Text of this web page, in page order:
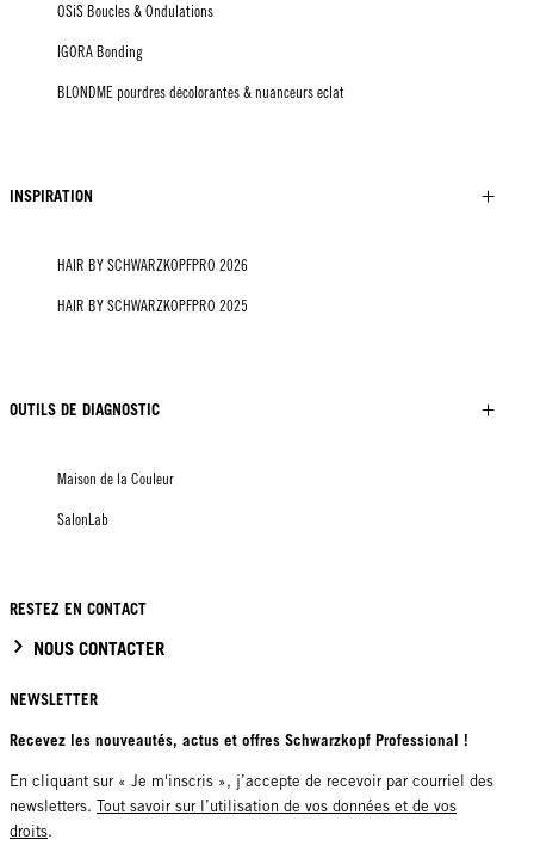
OSiS Boucles & Ondulations
IGORA Bonding
BLONDME pourdres décolorantes & nuanceurs eclat
INSPIRATION
HAIR BY SCHWARZKOPFPRO 2026
HAIR BY SCHWARZKOPFPRO 2025
OUTILS DE DIAGNOSTIC
Maison de la Couleur
SalonLab
RESTEZ EN CONTACT
NOUS CONTACTER
NEWSLETTER
Recevez les nouveautés, actus et offres Schwarzkopf Professional !
En cliquant sur « Je m'inscris », j’accepte de recevoir par courriel des
newsletters. Tout savoir sur l’utilisation de vos données et de vos
droits.